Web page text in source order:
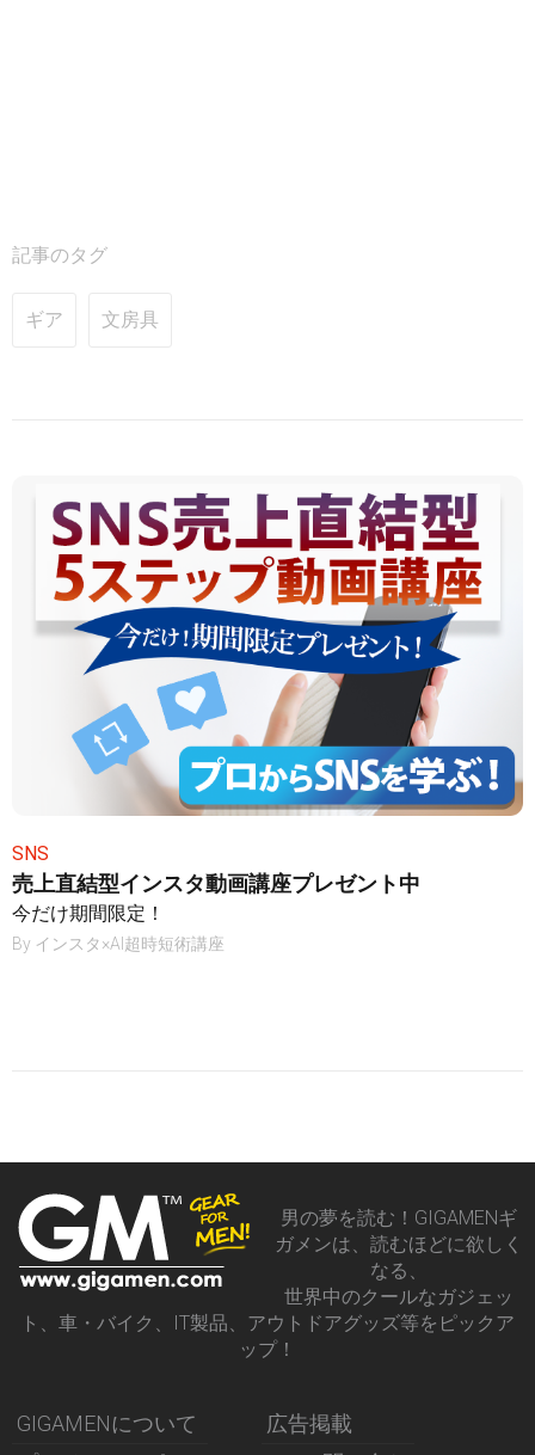
記事のタグ
ギア 文房具
SNS
売上直結型インスタ動画講座プレゼント中
今だけ期間限定！
By インスタ×AI超時短術講座
男の夢を読む！GIGAMENギ
ガメンは、読むほどに欲しく
なる、
世界中のクールなガジェッ
ト、車・バイク、IT製品、アウトドアグッズ等をピックア
ップ！
GIGAMENについて
広告掲載